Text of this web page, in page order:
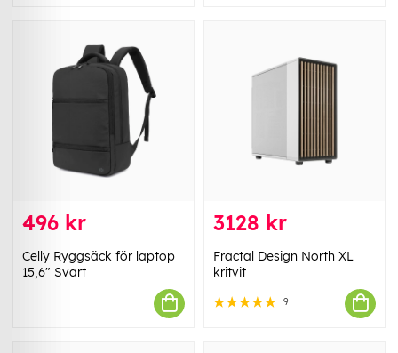
496 kr
Celly Ryggsäck för laptop
15,6" Svart
3128 kr
Fractal Design North XL
kritvit
9